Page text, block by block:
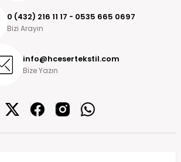
0 (432) 216 11 17 - 0535 665 0697
Bizi Arayın
info@hcesertekstil.com
Bize Yazın